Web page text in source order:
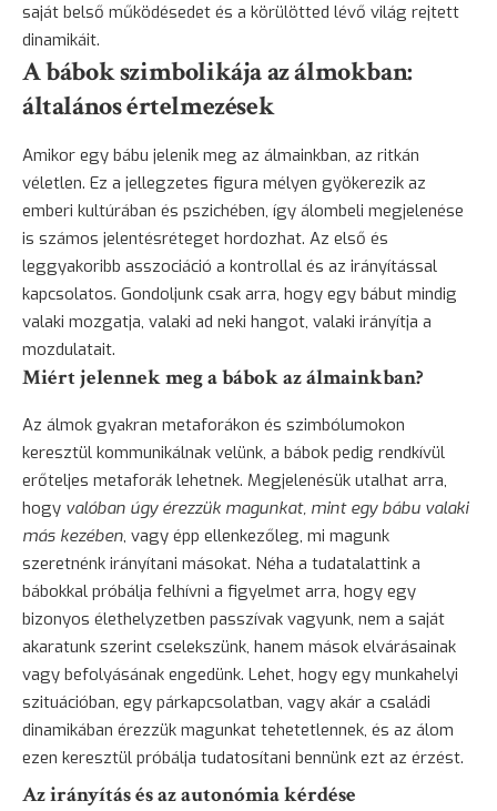
saját belső működésedet és a körülötted lévő világ rejtett
dinamikáit.
A bábok szimbolikája az álmokban:
általános értelmezések
Amikor egy bábu jelenik meg az álmainkban, az ritkán
véletlen. Ez a jellegzetes figura mélyen gyökerezik az
emberi kultúrában és pszichében, így álombeli megjelenése
is számos jelentésréteget hordozhat. Az első és
leggyakoribb asszociáció a kontrollal és az irányítással
kapcsolatos. Gondoljunk csak arra, hogy egy bábut mindig
valaki mozgatja, valaki ad neki hangot, valaki irányítja a
mozdulatait.
Miért jelennek meg a bábok az álmainkban?
Az álmok gyakran metaforákon és szimbólumokon
keresztül kommunikálnak velünk, a bábok pedig rendkívül
erőteljes metaforák lehetnek. Megjelenésük utalhat arra,
hogy valóban úgy érezzük magunkat, mint egy bábu valaki
más kezében, vagy épp ellenkezőleg, mi magunk
szeretnénk irányítani másokat. Néha a tudatalattink a
bábokkal próbálja felhívni a figyelmet arra, hogy egy
bizonyos élethelyzetben passzívak vagyunk, nem a saját
akaratunk szerint cselekszünk, hanem mások elvárásainak
vagy befolyásának engedünk. Lehet, hogy egy munkahelyi
szituációban, egy párkapcsolatban, vagy akár a családi
dinamikában érezzük magunkat tehetetlennek, és az álom
ezen keresztül próbálja tudatosítani bennünk ezt az érzést.
Az irányítás és az autonómia kérdése